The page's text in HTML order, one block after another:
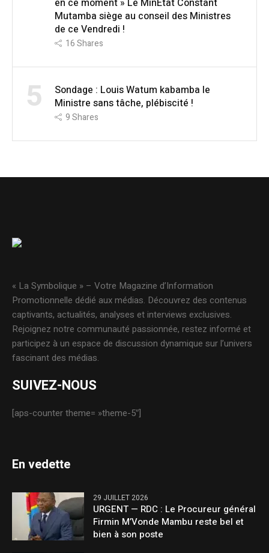
en ce moment » Le MinÉtat Constant
Mutamba siège au conseil des Ministres
de ce Vendredi !
16Shares
5
Sondage : Louis Watum kabamba le
Ministre sans tâche, plébiscité !
9Shares
« La Symbolique » – Votre Magazine d’Information
Promotionnelle dédié aux médias. Découvrez des contenus
captivants, actualités, analyses et interviews exclusives.
Rejoignez notre communauté passionnée, restez informé et
participez à un espace de discussion dynamique sur l’univers
fascinant des médias.
SUIVEZ-NOUS
[aps-counter theme= »theme-5″]
En vedette
29 JUILLET 2026
URGENT — RDC : Le Procureur général
Firmin M’Vonde Mambu reste bel et
bien à son poste